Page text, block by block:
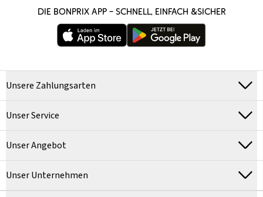
DIE BONPRIX APP – SCHNELL, EINFACH &SICHER
Unsere Zahlungsarten
Unser Service
Unser Angebot
Unser Unternehmen